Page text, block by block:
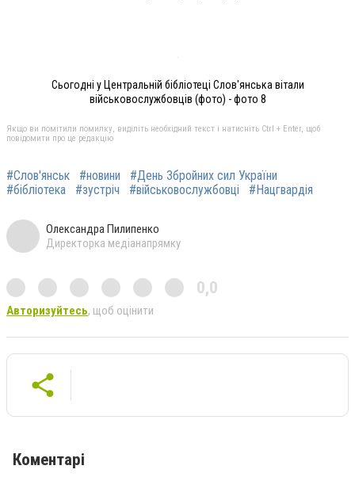
Сьогодні у Центральній бібліотеці Слов'янська вітали
військовослужбовців (фото) - фото 8
Якщо ви помітили помилку, виділіть необхідний текст і натисніть Ctrl + Enter, щоб
повідомити про це редакцію
#Слов'янськ #новини
#День Збройних сил України
#бібліотека
#зустріч #військовослужбовці #Нацгвардія
Олександра Пилипенко
Директорка медіанапрямку
0,0
Авторизуйтесь, щоб оцінити
Коментарі